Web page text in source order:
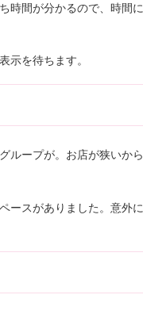
時間が分かるので、時間
示を待ちます。
ループが。お店が狭いか
ースがありました。意外